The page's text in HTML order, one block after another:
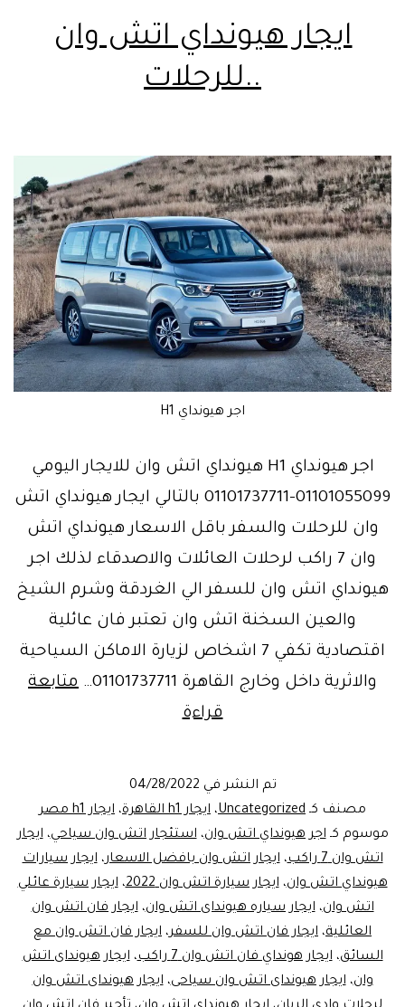
ايجار هيونداي اتش وان
..للرحلات
اجر هيونداي H1
اجر هيونداي H1 هيونداي اتش وان للايجار اليومي
01101055099-01101737711 بالتالي ايجار هيونداي اتش
وان للرحلات والسفر باقل الاسعار هيونداي اتش
وان 7 راكب لرحلات العائلات والاصدقاء لذلك اجر
هيونداي اتش وان للسفر الي الغردقة وشرم الشيخ
والعين السخنة اتش وان تعتبر فان عائلية
اقتصادية تكفي 7 اشخاص لزيارة الاماكن السياحية
والاثرية داخل وخارج القاهرة 01101737711…
متابعة
قراءةايجار
اتش
وان
..للرحلات
تم النشر في 04/28/2022
مصنف كـ Uncategorized، ايجار h1 القاهرة ، ايجار h1 مصر
موسوم كـاجر هيونداي اتش وان،استئجار اتش وان سياحي،ايجار
اتش وان 7 راكب
،ايجار اتش وان بافضل الاسعار،ايجار سيارات
هيونداي اتش وان،ايجار سيارة اتش وان 2022 ،ايجار سيارة عائلي
اتش وان،ايجار سياره هيونداى اتش وان،ايجار فان اتش وان
العائلية، ايجار فان اتش وان للسفر، ايجار فان اتش وان مع
السائق،ايجار هونداي فان اتش وان 7 راكب ،ايجار هيونداى اتش
وان،ايجار هيونداى اتش وان سياحى،ايجار هيونداى اتش وان